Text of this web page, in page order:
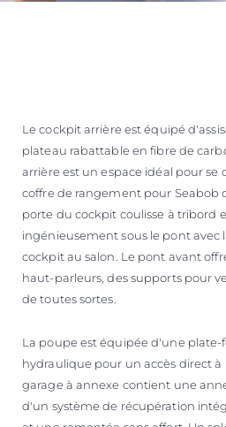
Le cockpit arrière est équipé
plateau rabattable en fibre de
arrière est un espace idéal pour se
coffre de rangement pour Seabob
porte du cockpit coulisse à tribord
ingénieusement sous le pont avec
cockpit au salon. Le pont avant
haut-parleurs, des supports pour
de toutes sortes.
La poupe est équipée d'une plate-
hydraulique pour un accès direct à
garage à annexe contient une
d'un système de récupération